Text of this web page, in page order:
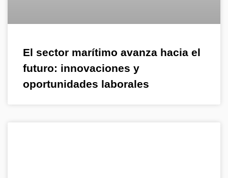
El sector marítimo avanza hacia el
futuro: innovaciones y
oportunidades laborales